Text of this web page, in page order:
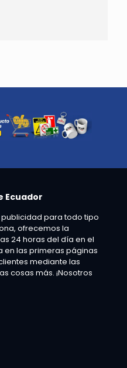
Ecuador
para todo tipo
ofrecemos la
24 horas del día en el
en las primeras páginas
mediante las
cosas más. ¡Nosotros